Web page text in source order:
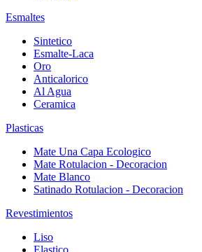
Esmaltes
Sintetico
Esmalte-Laca
Oro
Anticalorico
Al Agua
Ceramica
Plasticas
Mate Una Capa Ecologico
Mate Rotulacion - Decoracion
Mate Blanco
Satinado Rotulacion - Decoracion
Revestimientos
Liso
Elastico